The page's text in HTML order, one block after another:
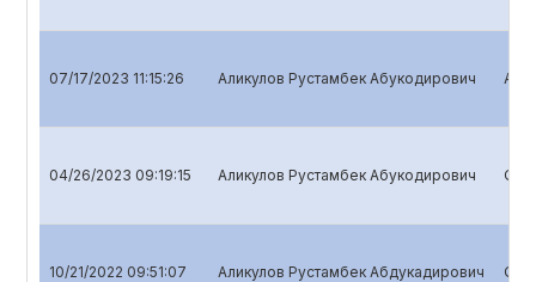
07/17/2023 11:15:26 Аликулов Рустамбек Абукодирович
04/26/2023 09:19:15 Аликулов Рустамбек Абукодирович
10/21/2022 09:51:07 Аликулов Рустамбек Абдукадирович